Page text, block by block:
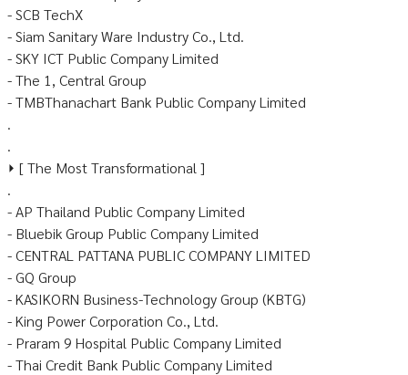
- SCB TechX
- Siam Sanitary Ware Industry Co., Ltd.
- SKY ICT Public Company Limited
- The 1, Central Group
- TMBThanachart Bank Public Company Limited
.
.
⏵ [ The Most Transformational ]
.
- AP Thailand Public Company Limited
- Bluebik Group Public Company Limited
- CENTRAL PATTANA PUBLIC COMPANY LIMITED
- GQ Group
- KASIKORN Business-Technology Group (KBTG)
- King Power Corporation Co., Ltd.
- Praram 9 Hospital Public Company Limited
- Thai Credit Bank Public Company Limited